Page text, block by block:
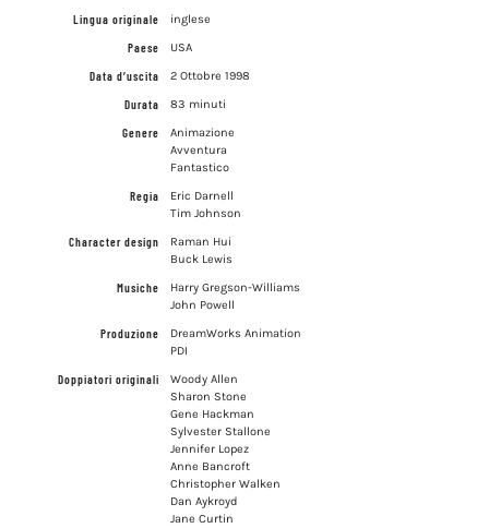
Lingua originale
inglese
Paese
USA
Data d’uscita
2 Ottobre 1998
Durata
83 minuti
Genere
Animazione
Avventura
Fantastico
Regia
Eric Darnell
Tim Johnson
Character design
Raman Hui
Buck Lewis
Musiche
Harry Gregson-Williams
John Powell
Produzione
DreamWorks Animation
PDI
Doppiatori originali
Woody Allen
Sharon Stone
Gene Hackman
Sylvester Stallone
Jennifer Lopez
Anne Bancroft
Christopher Walken
Dan Aykroyd
Jane Curtin